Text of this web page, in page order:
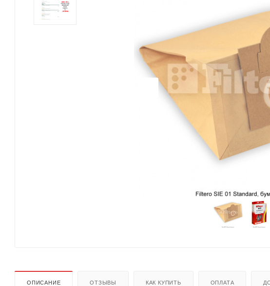
ОПИСАНИЕ ОТЗЫВЫ КАК КУПИТЬ ОПЛАТА